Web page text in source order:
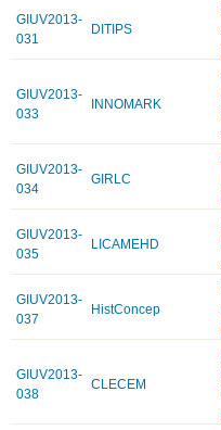
GIUV2013-
031
DITIPS
GIUV2013-
033
INNOMARK
GIUV2013-
034
GIRLC
GIUV2013-
035
LICAMEHD
GIUV2013-
037
HistConcep
GIUV2013-
038
CLECEM